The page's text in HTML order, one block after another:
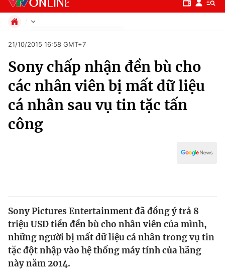
Chuyên mục
Chính trị
Xã hội
Thế giới
Tin tức
Thế giới đó đây
Câu chuyện quốc tế
Kinh tế
Tài chính
Dữ liệu và đời sống
Xã hội
Pháp luật
Kinh tế
Thể thao
Truyền hình
Y tế
21/10/2015 16:58 GMT+7
Sony chấp nhận đền bù cho
các nhân viên bị mất dữ liệu
cá nhân sau vụ tin tặc tấn
công
Sony Pictures Entertainment đã đồng ý trả 8
triệu USD tiền đền bù cho nhân viên của mình,
những người bị mất dữ liệu cá nhân trong vụ tin
tặc đột nhập vào hệ thống máy tính của hãng
này năm 2014.